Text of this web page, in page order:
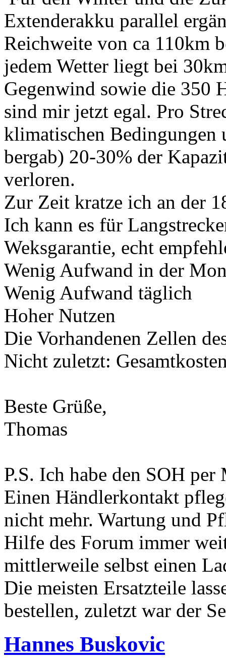
Extenderakku parallel
Reichweite von ca 110km
jedem Wetter liegt bei
Gegenwind sowie die 350
sind mir jetzt egal. Pro
klimatischen
bergab) 20-30% der
verloren.
Zur Zeit kratze ich an der
Ich kann es für
Weksgarantie, echt
Wenig Aufwand in der
Wenig Aufwand täglich
Hoher Nutzen
Die Vorhandenen Zellen
Nicht zuletzt:
Beste Grüße,
Thomas
P.S. Ich habe den SOH
Einen Händlerkontakt
nicht mehr. Wartung und
Hilfe des Forum immer
mittlerweile selbst einen
Die meisten Ersatzteile
bestellen, zuletzt war der
Hannes Buskovic